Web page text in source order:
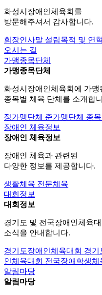
화성시장애인체육회를
방문해주셔서 감사합니다.
회장인사말 설립목적 및 연혁
오시는 길
가맹종목단체
가맹종목단체
화성시장애인체육회에 가맹
종목별 체육 단체를 소개합
정가맹단체 준가맹단체 종
장애인 체육정보
장애인 체육정보
장애인 체육과 관련된
다양한 정보를 제공합니다.
생활체육 전문체육
대회정보
대회정보
경기도 및 전국장애인체육대
소식을 안내합니다.
경기도장애인체육대회 경기
인체육대회 전국장애학생체
알림마당
알림마당